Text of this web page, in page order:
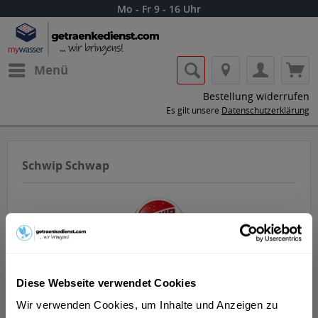
Diese Webseite verwendet Cookies
Wir verwenden Cookies, um Inhalte und Anzeigen zu
Mo - Fr 9 - 16 Uhr
Menü
Bestellung widerrufen
Es gilt unsere Datenschutzerklärung
Schwip Schwap
Lass dir die Getränke von Schwip Schwap